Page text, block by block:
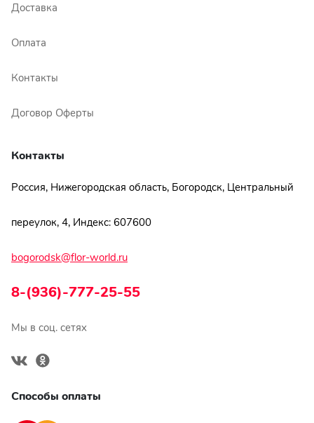
Доставка
Оплата
Контакты
Договор Оферты
Контакты
Россия, Нижегородская область, Богородск, Центральный
переулок, 4, Индекс: 607600
bogorodsk@flor-world.ru
8-(936)-777-25-55
Мы в соц. сетях
Способы оплаты